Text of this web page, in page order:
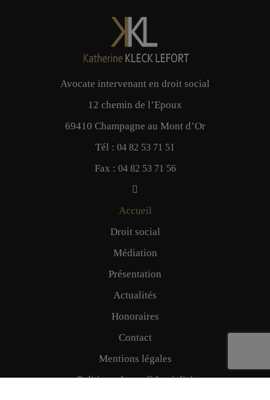
Avocate intervenant en droit social
12 chemin de l’Epoux
69410 Champagne au Mont d’Or
Tél : 04 82 53 71 51
Fax : 04 82 53 71 56
Accueil
Droit social
Médiation
Présentation
Actualités
Honoraires
Contact
Mentions légales
Politique de confidentialité